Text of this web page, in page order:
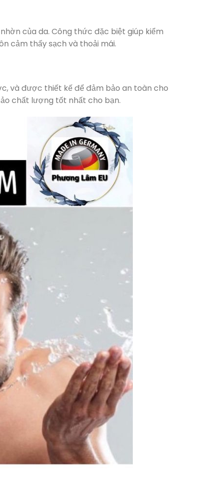
của da. Công thức đặc biệt giúp kiểm
cảm thấy sạch và thoải mái.
và được thiết kế để đảm bảo an toàn cho
chất lượng tốt nhất cho bạn.